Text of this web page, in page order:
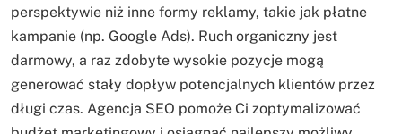
perspektywie niż inne formy reklamy, takie jak płatne
kampanie (np. Google Ads). Ruch organiczny jest
darmowy, a raz zdobyte wysokie pozycje mogą
generować stały dopływ potencjalnych klientów przez
długi czas. Agencja SEO pomoże Ci zoptymalizować